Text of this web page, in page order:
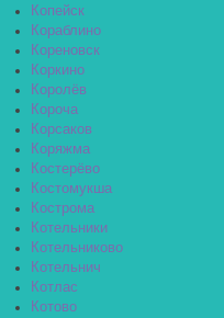
Копейск
Кораблино
Кореновск
Коркино
Королёв
Короча
Корсаков
Коряжма
Костерёво
Костомукша
Кострома
Котельники
Котельниково
Котельнич
Котлас
Котово